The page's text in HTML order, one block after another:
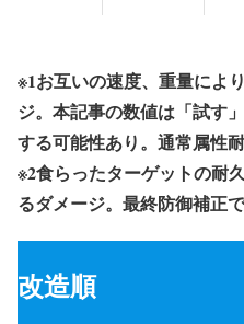
※1お互いの速度、重量によ
ジ。本記事の数値は「試す
する可能性あり。通常属性
※2食らったターゲットの耐
るダメージ。最終防御補正
改造順